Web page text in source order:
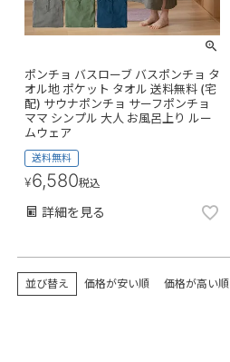
ポンチョ バスローブ バスポンチョ タ
オル地 ポケット タオル 送料無料 (宅
配) サウナポンチョ サーフポンチョ
ママ シンプル 大人 お風呂上り ルー
ムウェア
送料無料
¥6,580税込
詳細を見る
並び替え 価格が安い順 価格が高い順